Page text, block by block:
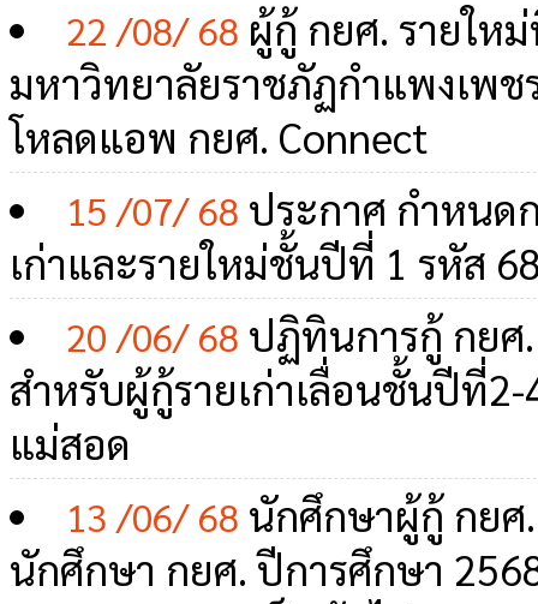
22 /08/ 68 ผู้กู้ กยศ. รายให
มหาวิทยาลัยราชภัฏกำแพงเพช
โหลดแอพ กยศ. Connect
15 /07/ 68 ประกาศ กำหนด
เก่าและรายใหม่ชั้นปีที่ 1 รหัส
20 /06/ 68 ปฏิทินการกู้ กยศ
สำหรับผู้กู้รายเก่าเลื่อนชั้นปีที่
แม่สอด
13 /06/ 68 นักศึกษาผู้กู้ กยศ
นักศึกษา กยศ. ปีการศึกษา